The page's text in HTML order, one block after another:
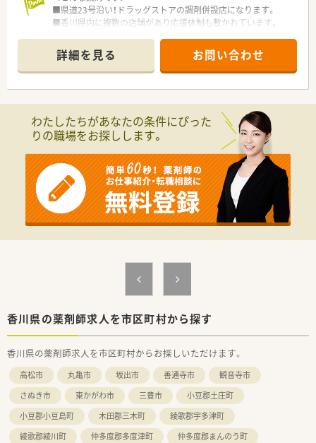
舗開発といった本部職へのジョブチェンジに挑戦できる道も開
かれています。
■県道23号沿い！ドラッグストアの調剤併設店になります。
■香川県内に複数の店舗があり応援体制も敷かれています。
方箋応需しています。
■車通勤応相談。詫間駅からも徒歩11分程度で通勤できます。
＜業務内容＞
＜研修制度＞
■ご入職後は実務を通じて一連の業務を習得いただきます。
＜法人特徴＞
調剤薬局を併設している調剤併設型、「フジでのお買い物のつい
でにあのお薬や化粧品を・・・」というお客様の生活シーンに対応
したインストア型、そのインストア型の中でも化粧品を専門に扱
うコスメ店など地域のお客様のニーズに合わせた店舗展開をし
ております。
■ツルハグループとして瀬戸内海圏にてドミナント展開を強化
今後も更に、ドラッグストアと調剤薬局の併設店を標準型店舗
として、利便性と専門性を兼ね備えた店舗展開を図って参りま
す。現在約3割が調剤取扱店舗です。
■様々な福利厚生制度で、業界トップクラスの満足度を誇ってお
■地域のお客様と共に取り組む地域支援・社会貢献活動も活発に
行っております。
＜こんな方にもオススメ＞
■福利厚生などがしっかりしている企業で働きたい方
■研修制度を利用してご自身のスキルアップもしていきたい方
等々
詳細を見る お問い合わせ
わたしたちがあなたの条件にぴった
りの職場をお探しします。
香川県の薬剤師求人を市区町村から探す
香川県の薬剤師求人を市区町村からお探しいただけます。
高松市 丸亀市 坂出市 善通寺市
観音寺市
さぬき市
東かがわ市 三豊市
小豆郡土庄町
小豆郡小豆島町
木田郡三木町
綾歌郡宇多津町
綾歌郡綾川町
仲多度郡多度津町 仲多度郡まんのう町